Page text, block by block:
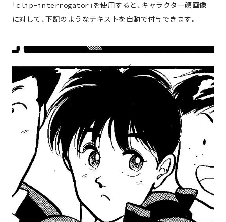
「clip-interrogator」を使用すると、キャラクター顔画像
に対して、下記のようなテキストを自動で付与できます。